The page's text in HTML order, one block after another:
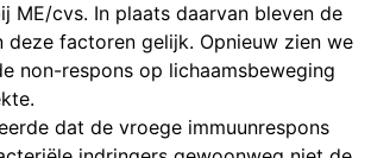
ME/cvs. In plaats daarvan bleven de
deze factoren gelijk. Opnieuw zien we
non-respons op lichaamsbeweging
dat de vroege immuunrespons